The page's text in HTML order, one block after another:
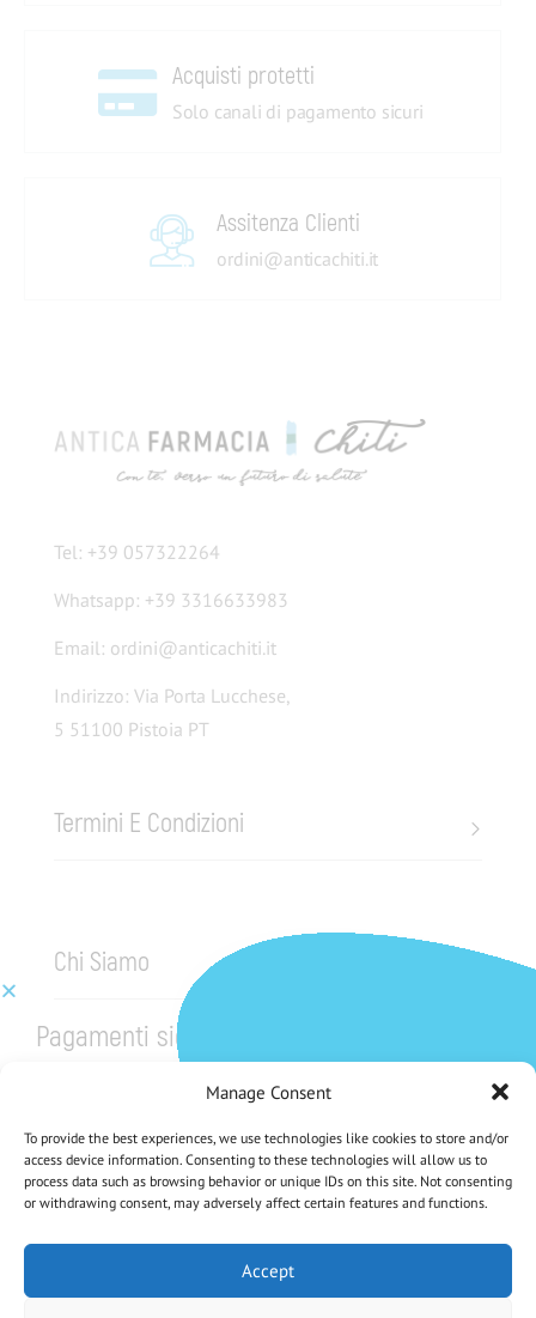
Manage Consent
To provide the best experiences, we use technologies like cookies to store and/or
access device information. Consenting to these technologies will allow us to
process data such as browsing behavior or unique IDs on this site. Not consenting
or withdrawing consent, may adversely affect certain features and functions.
Accept
Acquisti protetti
Solo canali di pagamento sicuri
Assitenza Clienti
ordini@anticachiti.it
Tel: +39 057322264
Whatsapp: +39 3316633983
Email: ordini@anticachiti.it
Indirizzo: Via Porta Lucchese,
5 51100 Pistoia PT
Termini E Condizioni
Chi Siamo
Pagamenti sicuri
CHE NE DICI DI UNO SCONTO DEL 5%?
Iscriviti Alla Nostra Newsletter